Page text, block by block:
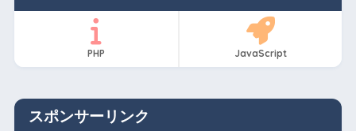
PHP JavaScript
スポンサーリンク